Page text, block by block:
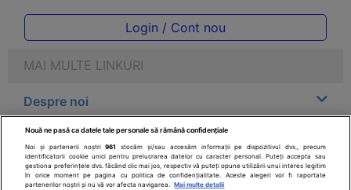
Login / Cont nou
MAI MULTE LINKURI
Despre noi
Legal
Drepturile consumatorului
Nouă ne pasă ca datele tale personale să rămână confidențiale
Noi și partenerii noștri961
stocăm și/sau accesăm informații pe dispozitivul dvs., precum
identificatorii cookie unici pentru prelucrarea datelor cu caracter personal. Puteți accepta sau
gestiona preferințele dvs. făcând clic mai jos, respectiv vă puteți opune utilizării unui interes legitim
în orice moment pe pagina cu politica de confidențialitate. Aceste alegeri vor fi raportate
partenerilor noștri și nu vă vor afecta navigarea.
Mai multe detalii